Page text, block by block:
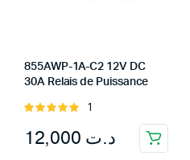
855AWP-1A-C2 12V DC
30A Relais de Puissance
Rated
1
د.ت